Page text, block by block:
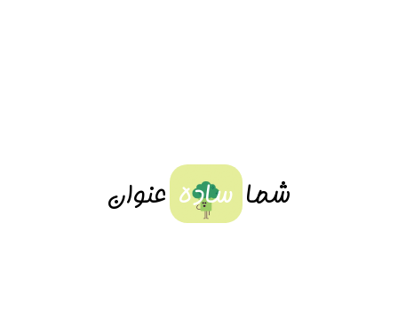
شما ساده عنوان